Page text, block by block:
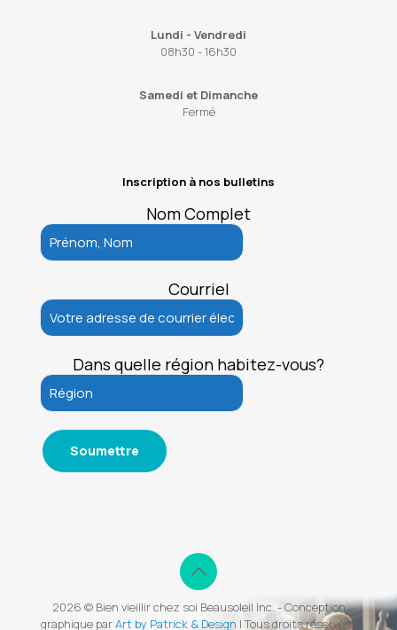
Lundi - Vendredi
08h30 - 16h30
Samedi et Dimanche
Fermé
Inscription à nos bulletins
Nom Complet
Courriel
Dans quelle région habitez-vous?
2026 © Bien vieillir chez soi Beausoleil Inc. - Conception
graphique parArt by Patrick & Design | Tous droits réservés |